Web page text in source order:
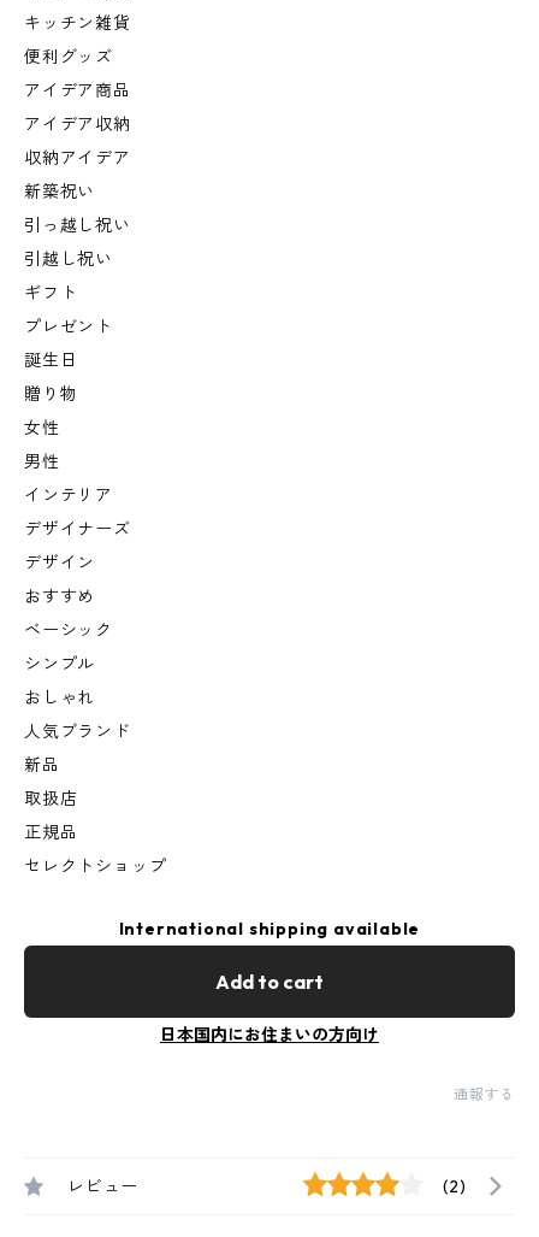
キッチン雑貨
便利グッズ
アイデア商品
アイデア収納
収納アイデア
新築祝い
引っ越し祝い
引越し祝い
ギフト
プレゼント
誕生日
贈り物
女性
男性
インテリア
デザイナーズ
デザイン
おすすめ
ベーシック
シンプル
おしゃれ
人気ブランド
新品
取扱店
正規品
セレクトショップ
International shipping available
Add to cart
日本国内にお住まいの方向け
通報する
レビュー (2)